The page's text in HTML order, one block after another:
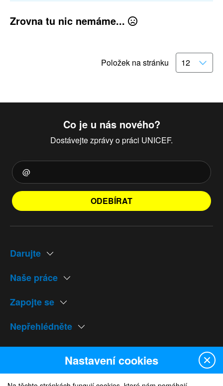
Zrovna tu nic nemáme...
Položek na stránku
Co je u nás nového?
Dostávejte zprávy o práci UNICEF.
ODEBÍRAT
Darujte
Naše práce
Zapojte se
Nepřehlédněte
Naše weby
Nastavení cookies